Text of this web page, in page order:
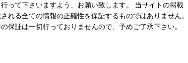
って下さいますよう、お願い致します。 当サイトの掲載
れる全ての情報の正確性を保証するものではありません。
保証は一切行っておりませんので、予めご了承下さい。